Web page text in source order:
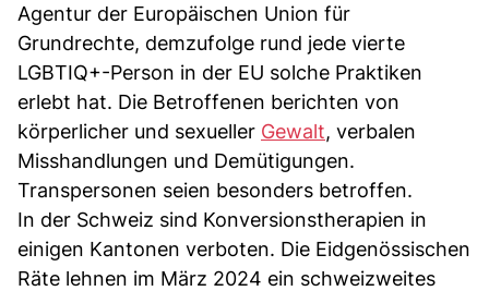
Agentur der Europäischen Union für
Grundrechte, demzufolge rund jede vierte
LGBTIQ+-Person in der EU solche Praktiken
erlebt hat. Die Betroffenen berichten von
körperlicher und sexueller Gewalt, verbalen
Misshandlungen und Demütigungen.
Transpersonen seien besonders betroffen.
In der Schweiz sind Konversionstherapien in
einigen Kantonen verboten. Die Eidgenössischen
Räte lehnen im März 2024 ein schweizweites